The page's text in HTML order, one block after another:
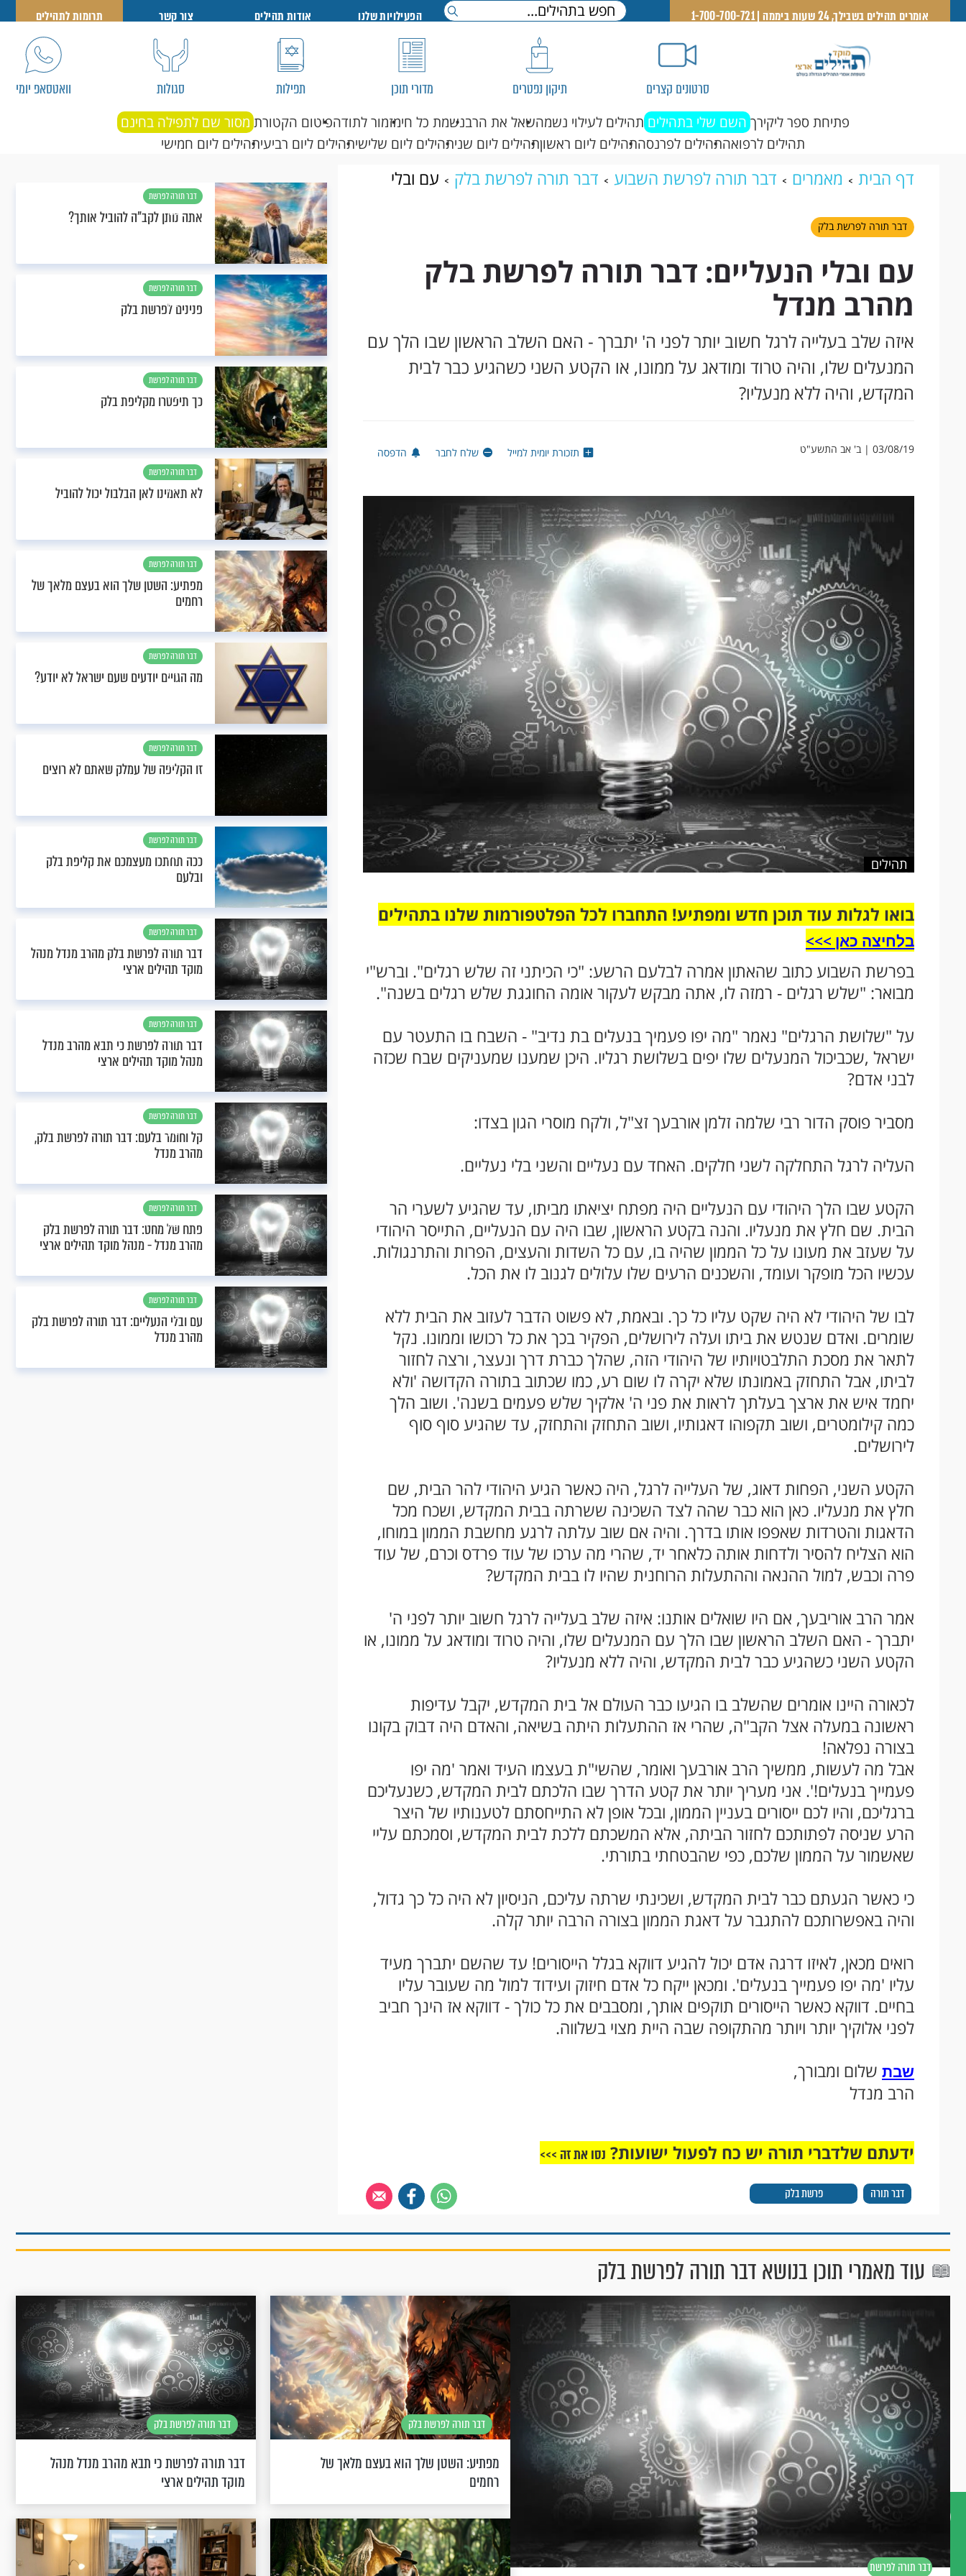
איתנו
אומרים תהילים בשבילך, 24 שעות ביממה | 1-700-700-721 הפעילויות שלנו אודות תהילים צור קשר תרומות לתהילים
סרטונים קצרים תיקון נפטרים מדורי תוכן תפילות סגולות וואטסאפ יומי
פתיחת ספר ליקירך השם שלי בתהילים תהילים לעילוי נשמהשאל את הרבנשמת כל חימזמור לתודהפיטום הקטורת מסור שם לתפילה בחינם
תהילים לרפואהתהילים לפרנסהתהילים ליום ראשוןתהילים ליום שניתהילים ליום שלישיתהילים ליום רביעיתהילים ליום חמישי
דף הבית מאמרים דבר תורה לפרשת השבוע דבר תורה לפרשת בלק
עם ובלי
הנעליים: דבר תורה לפרשת בלק מהרב מנדל
דבר תורה לפרשת בלק
עם ובלי הנעליים: דבר תורה לפרשת בלק
מהרב מנדל
איזה שלב בעלייה לרגל חשוב יותר לפני ה' יתברך - האם השלב הראשון שבו הלך עם
המנעלים שלו, והיה טרוד ומודאג על ממונו, או הקטע השני כשהגיע כבר לבית
המקדש, והיה ללא מנעליו?
03/08/19 | ב' אב התשע"ט תזכורת יומית למייל שלח לחבר הדפסה
תהילים
בואו לגלות עוד תוכן חדש ומפתיע! התחברו לכל הפלטפורמות שלנו בתהילים
בלחיצה כאן >>>​
בפרשת השבוע כתוב שהאתון אמרה לבלעם הרשע: "כי הכיתני זה שלש רגלים". וברש"י
מבואר: "שלש רגלים - רמזה לו, אתה מבקש לעקור אומה החוגגת שלש רגלים בשנה".
על "שלושת הרגלים" נאמר "מה יפו פעמיך בנעלים בת נדיב" - השבח בו התעטר עם
ישראל ,שכביכול המנעלים שלו יפים בשלושת רגליו. היכן שמענו שמעניקים שבח שכזה
לבני אדם?
מסביר פוסק הדור רבי שלמה זלמן אורבעך זצ"ל, ולקח מוסרי הגון בצדו:
העליה לרגל התחלקה לשני חלקים. האחד עם נעליים והשני בלי נעליים.
הקטע שבו הלך היהודי עם הנעליים היה מפתח יציאתו מביתו, עד שהגיע לשערי הר
הבית. שם חלץ את מנעליו. והנה בקטע הראשון, שבו היה עם הנעליים, התייסר היהודי
על שעזב את מעונו על כל הממון שהיה בו, עם כל השדות והעצים, הפרות והתרנגולות.
עכשיו הכל מופקר ועומד, והשכנים הרעים שלו עלולים לגנוב לו את הכל.
לבו של היהודי לא היה שקט עליו כל כך. ובאמת, לא פשוט הדבר לעזוב את הבית ללא
שומרים. ואדם שנטש את ביתו ועלה לירושלים, הפקיר בכך את כל רכושו וממונו. נקל
לתאר את מסכת התלבטויותיו של היהודי הזה, שהלך כברת דרך ונעצר, ורצה לחזור
לביתו, אבל התחזק באמונתו שלא יקרה לו שום רע, כמו שכתוב בתורה הקדושה 'ולא
יחמד איש את ארצך בעלתך לראות את פני ה' אלקיך שלש פעמים בשנה'. ושוב הלך
כמה קילומטרים, ושוב תקפוהו דאגותיו, ושוב התחזק והתחזק, עד שהגיע סוף סוף
לירושלים.
הקטע השני, הפחות דאוג, של העלייה לרגל, היה כאשר הגיע היהודי להר הבית, שם
חלץ את מנעליו. כאן הוא כבר שהה לצד השכינה ששרתה בבית המקדש, ושכח מכל
הדאגות והטרדות שאפפו אותו בדרך. והיה אם שוב עלתה לרגע מחשבת הממון במוחו,
הוא הצליח להסיר ולדחות אותה כלאחר יד, שהרי מה ערכו של עוד פרדס וכרם, של עוד
פרה וכבש, למול ההנאה וההתעלות הרוחנית שהיו לו בבית המקדש?
אמר הרב אוריבעך, אם היו שואלים אותנו: איזה שלב בעלייה לרגל חשוב יותר לפני ה'
יתברך - האם השלב הראשון שבו הלך עם המנעלים שלו, והיה טרוד ומודאג על ממונו, או
הקטע השני כשהגיע כבר לבית המקדש, והיה ללא מנעליו?
לכאורה היינו אומרים שהשלב בו הגיעו כבר העולם אל בית המקדש, יקבל עדיפות
ראשונה במעלה אצל הקב"ה, שהרי אז ההתעלות היתה בשיאה, והאדם היה דבוק בקונו
בצורה נפלאה!
אבל מה לעשות, ממשיך הרב אורבעך ואומר, שהשי"ת בעצמו העיד ואמר 'מה יפו
פעמייך בנעלים!'. אני מעריך יותר את קטע הדרך שבו הלכתם לבית המקדש, כשנעליכם
ברגליכם, והיו לכם ייסורים בעניין הממון, ובכל אופן לא התייחסתם לטענותיו של היצר
הרע שניסה לפתותכם לחזור הביתה, אלא המשכתם ללכת לבית המקדש, וסמכתם עליי
שאשמור על הממון שלכם, כפי שהבטחתי בתורתי.
כי כאשר הגעתם כבר לבית המקדש, ושכינתי שרתה עליכם, הניסיון לא היה כל כך גדול,
והיה באפשרותכם להתגבר על דאגת הממון בצורה הרבה יותר קלה.
רואים מכאן, לאיזו דרגה אדם יכול להגיע דווקא בגלל הייסורים! עד שהשם יתברך מעיד
עליו 'מה יפו פעמייך בנעלים'. ומכאן ייקח כל אדם חיזוק ועידוד למול מה שעובר עליו
בחיים. דווקא כאשר הייסורים תוקפים אותך, ומסבבים את כל כולך - דווקא אז הינך חביב
לפני אלוקיך יותר ויותר מהתקופה שבה היית מצוי בשלווה.
שבת שלום ומבורך,
הרב מנדל
דבר תורה פרשת בלק
ידעתם שלדברי תורה יש כח לפעול ישועות? נסו את זה >>>
דבר תורה לפרשת
בלק
אתה נותן לקב"ה להוביל אותך?
דבר תורה לפרשת
בלק
פנינים לפרשת בלק
דבר תורה לפרשת
בלק
כך תיפטרו מקליפת בלק
דבר תורה לפרשת
בלק
לא תאמינו לאן הבלבול יכול להוביל
דבר תורה לפרשת
בלק
מפתיע: השטן שלך הוא בעצם מלאך של
רחמים
דבר תורה לפרשת
בלק
מה הגויים יודעים שעם ישראל לא יודע?
דבר תורה לפרשת
בלק
זו הקליפה של עמלק שאתם לא רוצים
דבר תורה לפרשת
בלק
ככה תחתכו מעצמכם את קליפת בלק
ובלעם
דבר תורה לפרשת
בלק
דבר תורה לפרשת בלק מהרב מנדל מנהל
מוקד תהילים ארצי
דבר תורה לפרשת
בלק
דבר תורה לפרשת כי תבא מהרב מנדל
מנהל מוקד תהילים ארצי
דבר תורה לפרשת
בלק
קל וחומר בלעם: דבר תורה לפרשת בלק,
מהרב מנדל
דבר תורה לפרשת
בלק
פתח של מחט: דבר תורה לפרשת בלק
מהרב מנדל - מנהל מוקד תהילים ארצי
דבר תורה לפרשת
בלק
עם ובלי הנעליים: דבר תורה לפרשת בלק
מהרב מנדל
עוד מאמרי תוכן בנושא דבר תורה לפרשת בלק
דבר תורה לפרשת
דבר תורה לפרשת בלק
מפתיע: השטן שלך הוא בעצם מלאך של
רחמים
דבר תורה לפרשת בלק
דבר תורה לפרשת כי תבא מהרב מנדל מנהל
מוקד תהילים ארצי